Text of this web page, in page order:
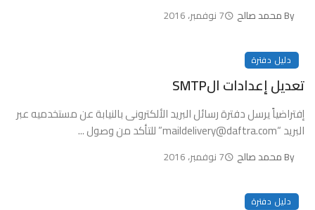
Byمحمد صالح 7 نوفمبر، 2016
دليل دفترة
تعديل إعدادات الSMTP
إفتراضياً يرسل دفترة رسائل البريد الألكترونى بالنيابة عن مستخدميه عبر
البريد “maildelivery@daftra.com” للتأكد من وصول ...
Byمحمد صالح 7 نوفمبر، 2016
دليل دفترة